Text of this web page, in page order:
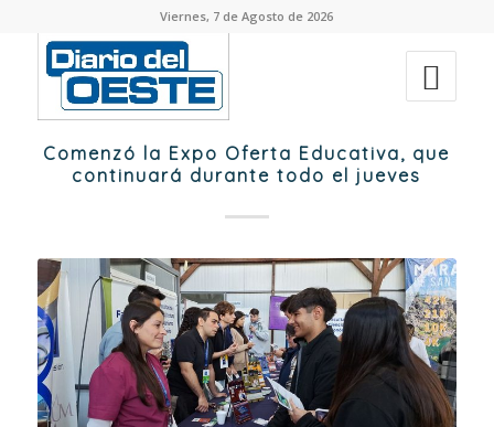
Viernes, 7 de Agosto de 2026
Comenzó la Expo Oferta Educativa, que
continuará durante todo el jueves